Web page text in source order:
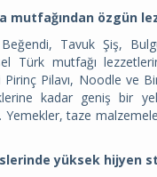
mutfağından özgün
Tavuk Şiş,
Türk mutfağı
Pilavı, Noodle ve
kadar geniş bir
Yemekler, taze
yüksek hijyen